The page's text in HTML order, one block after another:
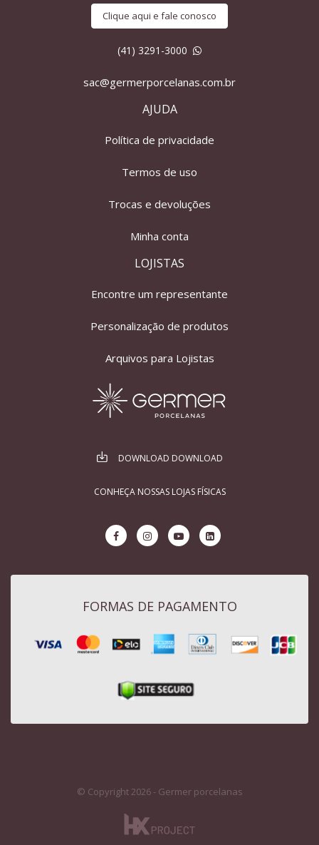
Clique aqui e fale conosco
(41) 3291-3000
sac@germerporcelanas.com.br
AJUDA
Política de privacidade
Termos de uso
Trocas e devoluções
Minha conta
LOJISTAS
Encontre um representante
Personalização de produtos
Arquivos para Lojistas
DOWNLOAD DOWNLOAD
CONHEÇA NOSSAS LOJAS FÍSICAS
FORMAS DE PAGAMENTO
© Copyright 2026 - Germer porcelanas